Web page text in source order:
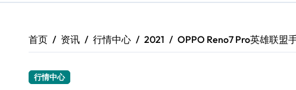
小众控必看！三星W26新资讯速递，解锁智能科
揭秘荣耀ROBOT PHONE，小众之选畅享智能资
首页 资讯 行情中心 2021 OPPO Reno7 Pro英雄联盟
行情中心